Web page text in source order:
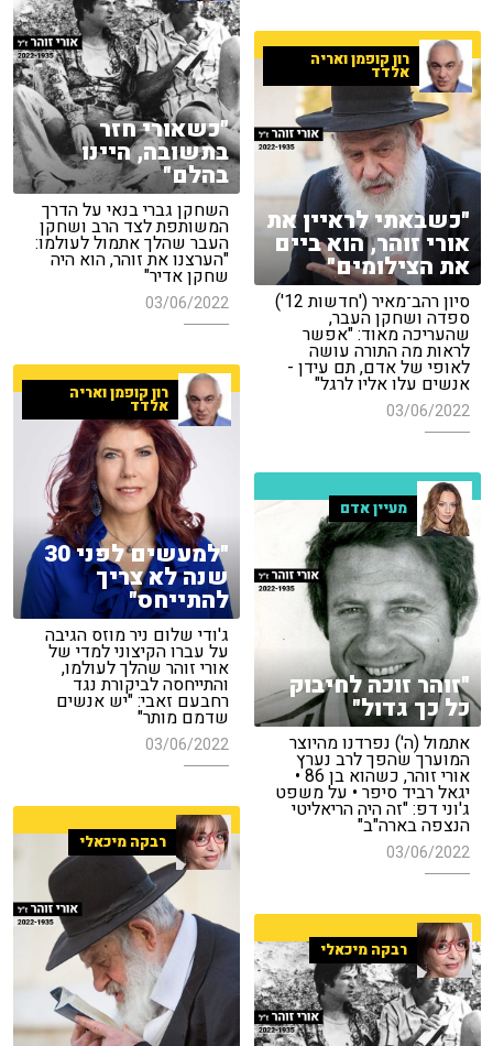
"כשאורי חזר
בתשובה, היינו
בהלם"
השחקן גברי בנאי על הדרך
המשותפת לצד הרב ושחקן
העבר שהלך אתמול לעולמו:
"הערצנו את זוהר, הוא היה
שחקן אדיר"
03/06/2022
רון קופמן ואריה
אלדד
"כשבאתי לראיין את
אורי זוהר, הוא ביים
את הצילומים"
סיון רהב־מאיר ('חדשות 12')
ספדה ושחקן העבר,
שהעריכה מאוד: "אפשר
לראות מה התורה עושה
לאופי של אדם, תם עידן -
אנשים עלו אליו לרגל"
03/06/2022
רון קופמן ואריה
אלדד
"למעשים לפני 30
שנה לא צריך
להתייחס"
ג'ודי שלום ניר מוזס הגיבה
על עברו הקיצוני למדי של
אורי זוהר שהלך לעולמו,
והתייחסה לביקורת נגד
רחבעם זאבי: "יש אנשים
שדמם מותר"
03/06/2022
מעיין אדם
"זוהר זוכה לחיבוק
כל כך גדול"
אתמול (ה') נפרדנו מהיוצר
המוערך שהפך לרב נערץ
אורי זוהר, כשהוא בן 86 •
יגאל רביד סיפר • על משפט
ג'וני דפ: "זה היה הריאליטי
הנצפה בארה"ב"
03/06/2022 רבקה מיכאלי
רבקה מיכאלי